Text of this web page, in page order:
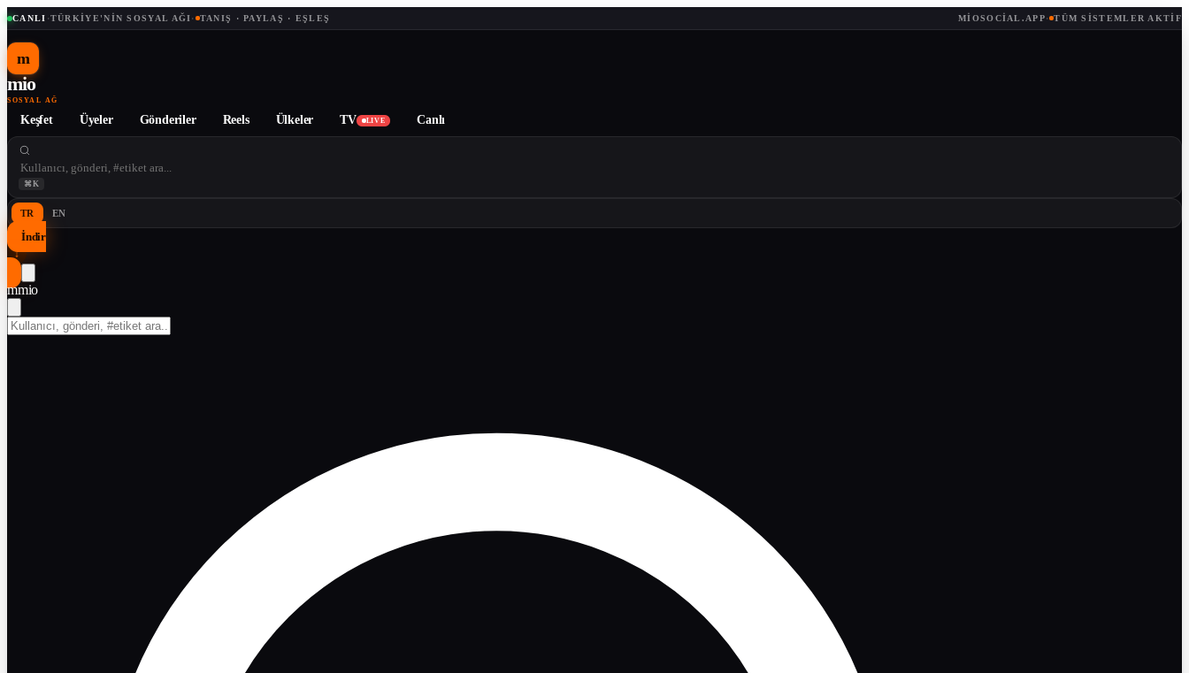
CANLI ·TÜRKIYE'NIN SOSYAL AĞI· TANIŞ · PAYLAŞ · EŞLEŞ MIOSOCIAL.APP· TÜM SISTEMLER AKTIF
m
mio
SOSYAL AĞ
Keşfet Üyeler Gönderiler Reels Ülkeler TV LIVE Canlı
⌘K
TR EN
İndir
↓
mmio